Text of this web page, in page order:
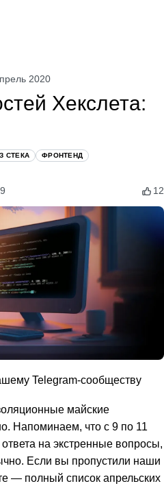
2020
Хекслета:
СТЕКА ФРОНТЕНД
12
Telegram-сообществу
майские
Напоминаем, что с 9 по 11
на экстренные вопросы,
Если вы пропустили наши
— полный список апрельских